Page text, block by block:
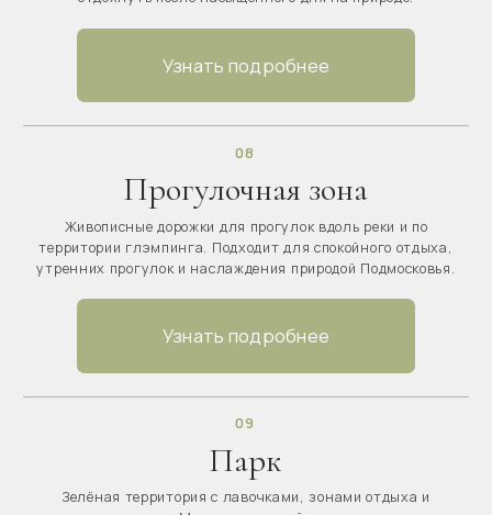
Узнать подробнее
Банкеты в глэмпинге Подмосковье — это стильные
мероприятия на природе с премиальным сервисом.
музыку и декор.
Банкеты
Свадьба в глэмпинге Подмосковье — выездная
регистрация, банкет на природе и уют премиум-класса.
Пространство для 200 гостей, сцена, музыка, фотозоны,